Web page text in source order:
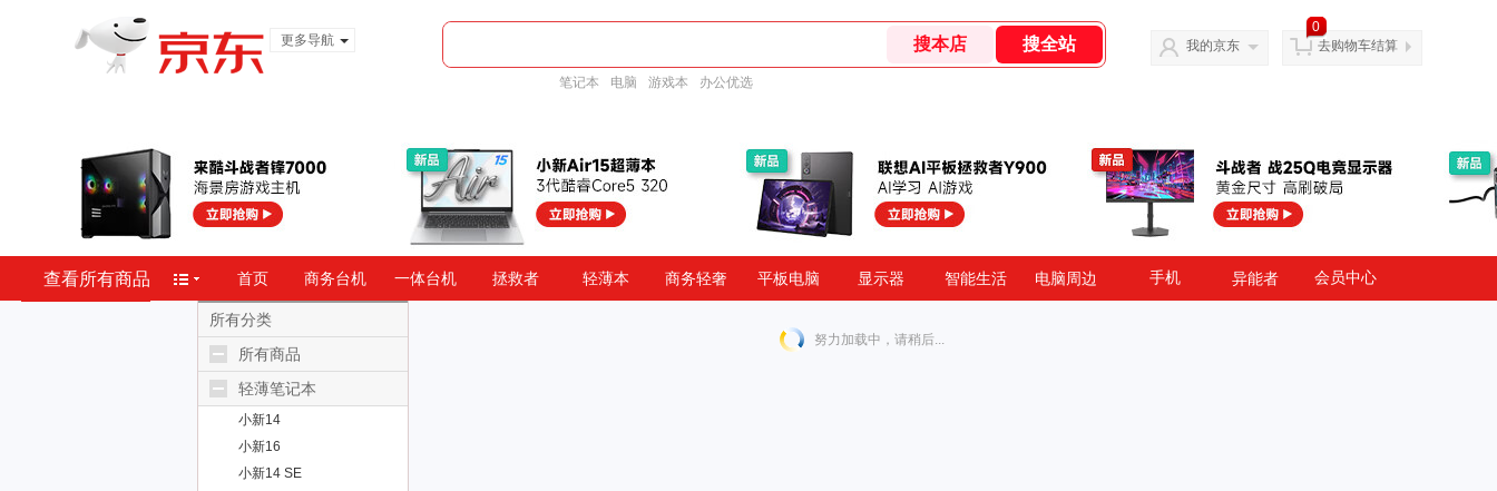
更多导航
笔记本 电脑 游戏本 办公优选
我的京东
0
去购物车结算
查看所有商品 首页 商务台机 一体台机 拯救者 轻薄本 商务轻奢 平板电脑 显示器 智能生活 电脑周边 异能者
手机 会员中心
所有分类
所有商品
轻薄笔记本
小新14
小新16
小新14 SE
努力加载中，请稍后...